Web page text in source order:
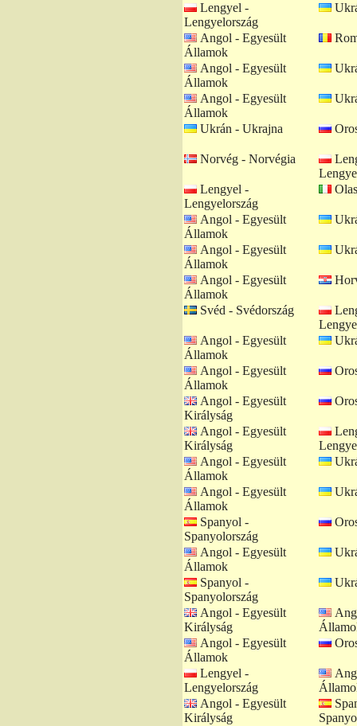
Lengyel -
Lengyelország
Angol - Egyesült
Államok
Angol - Egyesült
Államok
Angol - Egyesült
Államok
Ukrán - Ukrajna
Norvég - Norvégia
Lengyel -
Lengyelország
Angol - Egyesült
Államok
Angol - Egyesült
Államok
Angol - Egyesült
Államok
Svéd - Svédország
Angol - Egyesült
Államok
Angol - Egyesült
Államok
Angol - Egyesült
Királyság
Angol - Egyesült
Királyság
Angol - Egyesült
Államok
Angol - Egyesült
Államok
Spanyol -
Spanyolország
Angol - Egyesült
Államok
Spanyol -
Spanyolország
Angol - Egyesült
Királyság
Angol - Egyesült
Államok
Lengyel -
Lengyelország
Angol - Egyesült
Királyság